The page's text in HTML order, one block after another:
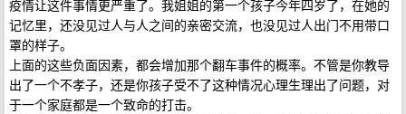
疫情让这件事情更严重了。我姐姐的第一个孩子今年四岁了，在她的
记忆里，还没见过人与人之间的亲密交流，也没见过人出门不用带口
罩的样子。
上面的这些负面因素，都会增加那个翻车事件的概率。不管是你教导
出了一个不孝子，还是你孩子受不了这种情况心理生理出了问题，对
于一个家庭都是一个致命的打击。